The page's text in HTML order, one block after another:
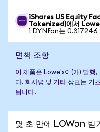
iShares US Equity
Tokenized)에서
1 DYNFon는 0.317246
면책 조항
이 제품은 Lowe's이(가) 발행,
다. 회사명 및 기타 상표는 기
됩니다.
몇 초 만에 LOWon 받